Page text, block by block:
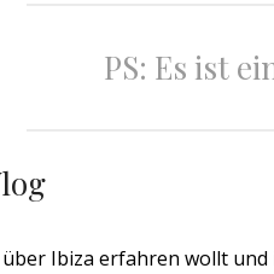
PS: Es ist
Ibiza erfahren wollt